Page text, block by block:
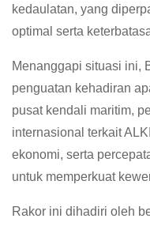
kedaulatan, yang
optimal serta
Menanggapi situasi ini,
penguatan kehadiran
pusat kendali maritim,
internasional terkait
ekonomi, serta
untuk memperkuat
Rakor ini dihadiri oleh